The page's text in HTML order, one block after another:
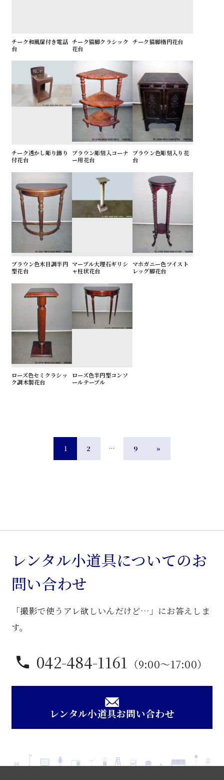
チーク和風扉付き電話
台
チーク猫脚クラシック
花台
チーク猫脚楕円花台
チーク透かし彫り飾り
付花台
ブラウン彫刻入コーナ
ー用花台
ブラウン色彫刻入り花
台
ブラウン色木目調半円
型花台
マーブル大理石ギリシ
ャ柱状花台
マホガニー色ツイスト
レッグ脚花台
ローズ色セミクラシッ
ク調木製花台
ローズ色半円型コンソ
ールテーブル
1 2 … 9 »
レンタル小道具についてのお
問い合わせ
「撮影で使うアレ欲しいんだけど…」にお答えしま
す。
042-484-1161 （9:00〜17:00）
レンタル小道具お問い合わせ